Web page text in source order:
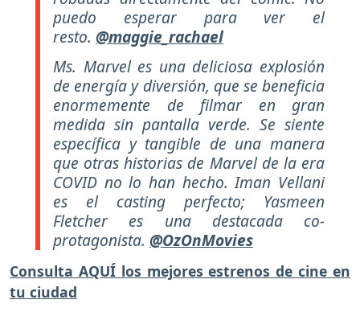
puedo esperar para ver el
resto. @maggie_rachael
Ms. Marvel es una deliciosa explosión
de energía y diversión, que se beneficia
enormemente de filmar en gran
medida sin pantalla verde. Se siente
específica y tangible de una manera
que otras historias de Marvel de la era
COVID no lo han hecho. Iman Vellani
es el casting perfecto; Yasmeen
Fletcher es una destacada co-
protagonista. @OzOnMovies
Consulta AQUÍ los mejores estrenos de cine en
tu ciudad